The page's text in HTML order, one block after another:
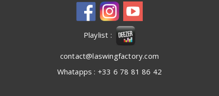
Playlist :
contact@laswingfactory.com
Whatapps : +33 6 78 81 86 42